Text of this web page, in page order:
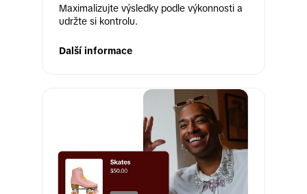
Maximalizujte výsledky podle výkonnosti a
udržte si kontrolu.
Další informace